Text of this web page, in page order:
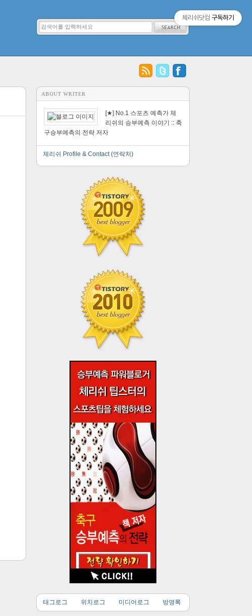
ABOUT WRITER
[★] No.1 스포츠 예측가 체
리쉬의 승부예측 이야기 :: 축
구승부예측의 전략 저자
체리쉬 Profile & Contact (연락처)
태그로그 위치로그 미디어로그 방명록
체리쉬닷컴 구독하기